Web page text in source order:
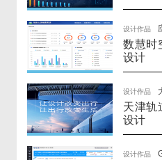
设计作品
数慧时
设计
设计作品
天津轨
设计
设计作品